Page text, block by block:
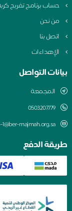
حساب برنامج تفريج
من نحن
اتصل بنا
الإهداءات
بيانات التواصل
المجمعة
0503207779
majmah.org.sa
طريقة الدفع